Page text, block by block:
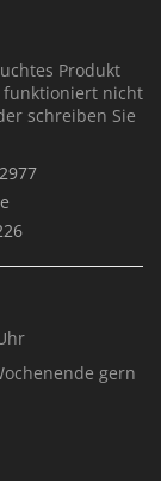
Produkt
funktioniert nicht
schreiben Sie
gern